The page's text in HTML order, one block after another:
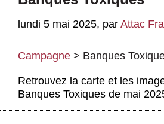
Publications
Agenda
Actus et médias
Boutique
lundi 5 mai 2025, par Attac
Campagne > Banques
Retrouvez la carte et les
Banques Toxiques de mai